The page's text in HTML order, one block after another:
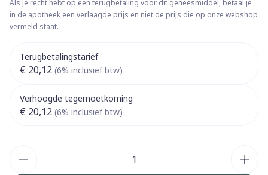
Als je recht hebt op een terugbetaling voor dit geneesmiddel, betaal je
in de apotheek een verlaagde prijs en niet de prijs die op onze webshop
vermeld staat.
Terugbetalingstarief
€ 20,12 (6% inclusief btw)
Verhoogde tegemoetkoming
€ 20,12 (6% inclusief btw)